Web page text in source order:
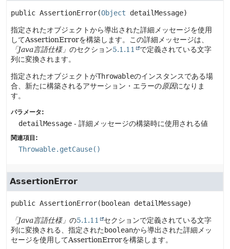
public AssertionError(Object detailMessage)
指定されたオブジェクトから導出された詳細メッセージを使用
してAssertionErrorを構築します。この詳細メッセージは、
「Java言語仕様」 のセクション5.1.11
で定義されている文字
列に変換されます。
指定されたオブジェクトがThrowableのインスタンスである場
合、新たに構築されるアサーション・エラーの原因になりま
す。
パラメータ:
detailMessage - 詳細メッセージの構築時に使用される値
関連項目:
Throwable.getCause()
AssertionError
public AssertionError(boolean detailMessage)
「Java言語仕様」 の5.1.11
セクションで定義されている文字
列に変換される、指定された booleanから導出された詳細メッ
セージを使用してAssertionErrorを構築します。